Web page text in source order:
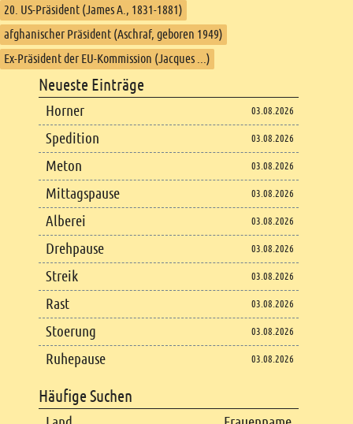
20. US-Präsident (James A., 1831-1881)
afghanischer Präsident (Aschraf, geboren 1949)
Ex-Präsident der EU-Kommission (Jacques ...)
Footer content
Neueste Einträge
Horner 03.08.2026
Spedition 03.08.2026
Meton 03.08.2026
Mittagspause 03.08.2026
Alberei 03.08.2026
Drehpause 03.08.2026
Streik 03.08.2026
Rast 03.08.2026
Stoerung 03.08.2026
Ruhepause 03.08.2026
Häufige Suchen